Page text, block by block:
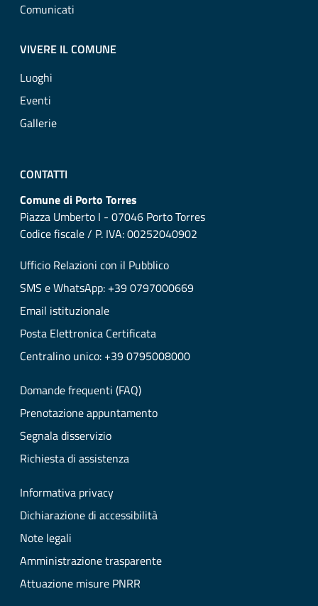
Comunicati
VIVERE IL COMUNE
Luoghi
Eventi
Gallerie
CONTATTI
Comune di Porto Torres
Piazza Umberto I - 07046 Porto Torres
Codice fiscale / P. IVA: 00252040902
Ufficio Relazioni con il Pubblico
SMS e WhatsApp: +39 0797000669
Email istituzionale
Posta Elettronica Certificata
Centralino unico: +39 0795008000
Domande frequenti (FAQ)
Prenotazione appuntamento
Segnala disservizio
Richiesta di assistenza
Informativa privacy
Dichiarazione di accessibilità
Note legali
Amministrazione trasparente
Attuazione misure PNRR